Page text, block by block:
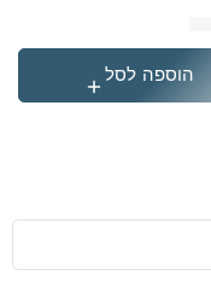
הוספה לסל